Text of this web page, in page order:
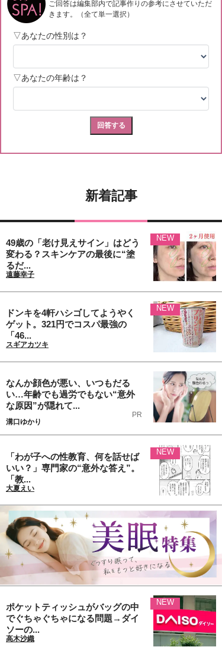
新着記事
49歳の「老け見えサイン」はどう
変わる？スキンケアの最後に“塗
るだ...
遠藤幸子
NEW
ドンキを4軒ハシゴしてようやく
ゲット。321円でコスパ最強の
「46...
スギアカツキ
NEW
なんか顔色が悪い、いつもだる
い…年齢でも過労でもない“意外
な原因”が隠れて...
PR
溝口ゆかり
「わが子への性教育、何を話せば
いい？」専門家の“意外な答え”。
「教...
大夏えい
NEW
ポケットティッシュがバッグの中
でぐちゃぐちゃになる問題→ダイ
ソーの...
高木沙織
NEW